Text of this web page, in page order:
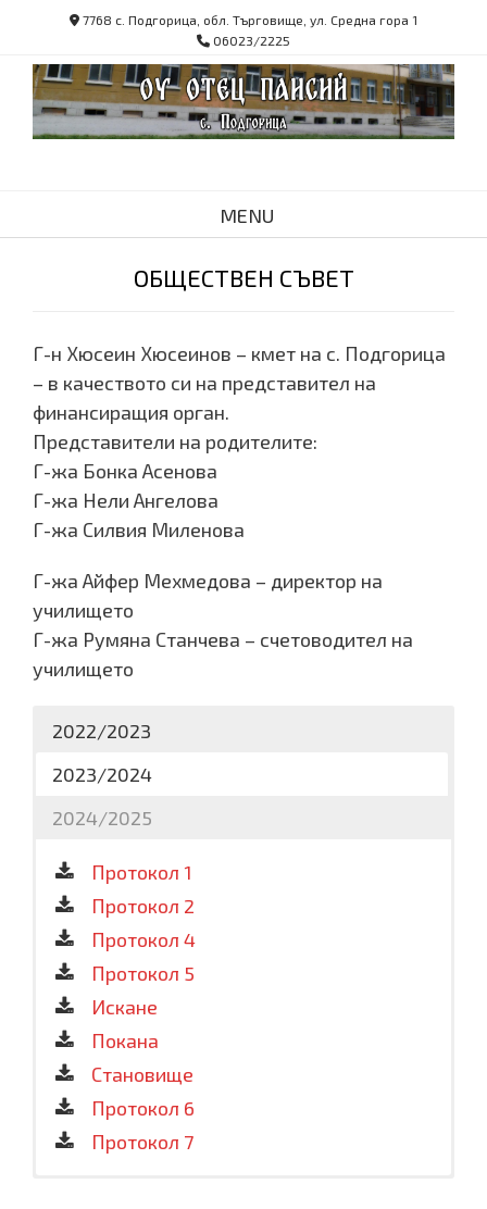
content
7768 с. Подгорица, обл. Търговище, ул. Средна гора 1
06023/2225
MENU
ОБЩЕСТВЕН СЪВЕТ
Г-н Хюсеин Хюсеинов – кмет на с. Подгорица
– в качеството си на представител на
финансиращия орган.
Представители на родителите:
Г-жа Бонка Асенова
Г-жа Нели Ангелова
Г-жа Силвия Миленова
Г-жа Айфер Мехмедова – директор на
училището
Г-жа Румяна Станчева – счетоводител на
училището
2022/2023
2023/2024
2024/2025
Протокол 2
Протокол на Общо събрание
Покана
Протокол 1
Протокол 2 2022-2023
Становище
Протокол 1
Протокол 2
Протокол 4
Протокол 5
Искане
Покана
Становище
Протокол 6
Протокол 7